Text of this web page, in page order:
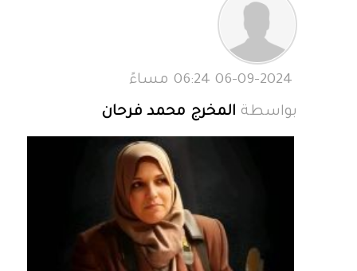
بواسطة المخرج محمد فرحان